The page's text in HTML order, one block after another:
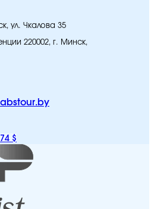
ул. Чкалова 35
220002, г. Минск,
$